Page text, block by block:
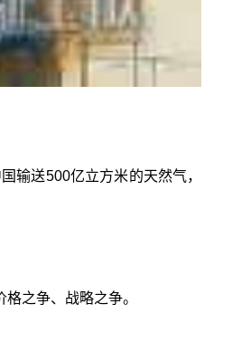
输送500亿立方米的天然气，
之争、战略之争。